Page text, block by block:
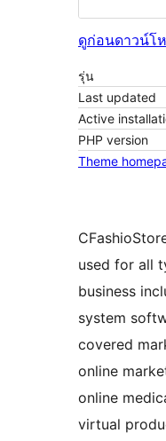
ดูก่อนดาวน์โ
รุ่น
Last updated
Active
PHP version
Theme
used for all
business
system
covered
online
online
virtual